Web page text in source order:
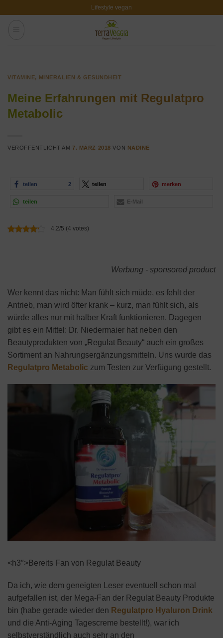
Lifestyle vegan
VITAMINE, MINERALIEN & GESUNDHEIT
Meine Erfahrungen mit Regulatpro
Metabolic
VERÖFFENTLICHT AM7. MÄRZ 2018 VON NADINE
teilen 2 teilen merken
teilen E-Mail
4.2/5 (4 votes)
Werbung - sponsored product
Wer kennt das nicht: Man fühlt sich müde, es fehlt der
Antrieb, man wird öfter krank – kurz, man fühlt sich, als
würde alles nur mit halber Kraft funktionieren. Dagegen
gibt es ein Mittel: Dr. Niedermaier hat neben den
Beautyprodukten von „Regulat Beauty“ auch ein großes
Sortiment an Nahrungsergänzungsmitteln. Uns wurde das
Regulatpro Metabolic zum Testen zur Verfügung gestellt.
<h3″>Bereits Fan von Regulat Beauty
Da ich, wie dem geneigten Leser eventuell schon mal
aufgefallen ist, der Mega-Fan der Regulat Beauty Produkte
bin (habe gerade wieder den Regulatpro Hyaluron Drink
und die Anti-Aging Tagescreme bestellt!), war ich
selbstverständlich auch sehr an den